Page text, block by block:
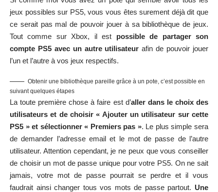
jeux possibles sur PS5, vous vous êtes surement déjà dit que
ce serait pas mal de pouvoir jouer à sa bibliothèque de jeux.
Tout comme sur Xbox, il est possible de partager son
compte PS5 avec un autre utilisateur afin de pouvoir jouer
l’un et l’autre à vos jeux respectifs.
Obtenir une bibliothèque pareille grâce à un pote, c’est possible en
suivant quelques étapes
La toute première chose à faire est d’aller dans le choix des
utilisateurs et de choisir « Ajouter un utilisateur sur cette
PS5 » et sélectionner « Premiers pas ». Le plus simple sera
de demander l’adresse email et le mot de passe de l’autre
utilisateur. Attention cependant, je ne peux que vous conseiller
de choisir un mot de passe unique pour votre PS5. On ne sait
jamais, votre mot de passe pourrait se perdre et il vous
faudrait ainsi changer tous vos mots de passe partout. Une